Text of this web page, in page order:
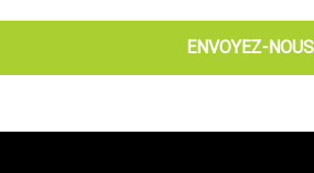
ENVOYEZ-NOUS